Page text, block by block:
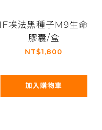
IF埃法黑種子M9生命
膠囊/盒
NT$1,800
加入購物車